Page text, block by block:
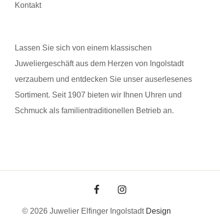
Kontakt
Lassen Sie sich von einem klassischen
Juweliergeschäft aus dem Herzen von Ingolstadt
verzaubern und entdecken Sie unser auserlesenes
Sortiment. Seit 1907 bieten wir Ihnen Uhren und
Schmuck als familientraditionellen Betrieb an.
© 2026 Juwelier Elfinger Ingolstadt Design